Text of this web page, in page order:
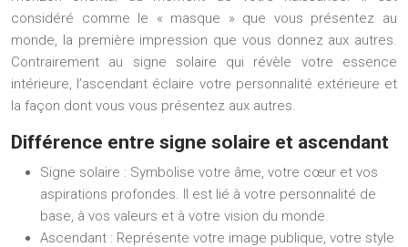
considéré comme le « masque » que vous présentez au
monde, la première impression que vous donnez aux autres.
Contrairement au signe solaire qui révèle votre essence
intérieure, l’ascendant éclaire votre personnalité extérieure et
la façon dont vous vous présentez aux autres.
Différence entre signe solaire et ascendant
Signe solaire : Symbolise votre âme, votre cœur et vos
aspirations profondes. Il est lié à votre personnalité de
base, à vos valeurs et à votre vision du monde.
Ascendant : Représente votre image publique, votre style